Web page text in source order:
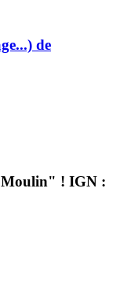
de
Moulin" ! IGN :